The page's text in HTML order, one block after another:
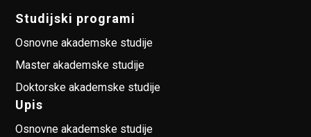
Studijski programi
Osnovne akademske studije
Master akademske studije
Doktorske akademske studije
Upis
Osnovne akademske studije